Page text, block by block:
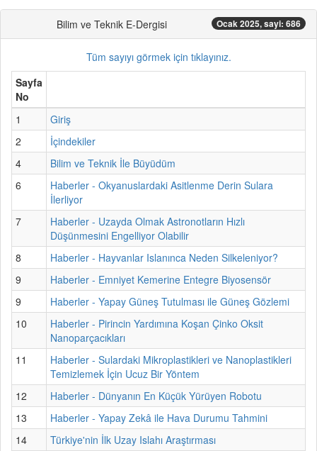
Bilim ve Teknik E-Dergisi Ocak 2025, sayi: 686
Tüm sayıyı görmek için tıklayınız.
Sayfa
No
1
Giriş
2
İçindekiler
4
Bilim ve Teknik İle Büyüdüm
6
Haberler - Okyanuslardaki Asitlenme Derin Sulara
İlerliyor
7
Haberler - Uzayda Olmak Astronotların Hızlı
Düşünmesini Engelliyor Olabilir
8
Haberler - Hayvanlar Islanınca Neden Silkeleniyor?
9
Haberler - Emniyet Kemerine Entegre Biyosensör
9
Haberler - Yapay Güneş Tutulması ile Güneş Gözlemi
10
Haberler - Pirincin Yardımına Koşan Çinko Oksit
Nanoparçacıkları
11
Haberler - Sulardaki Mikroplastikleri ve Nanoplastikleri
Temizlemek İçin Ucuz Bir Yöntem
12
Haberler - Dünyanın En Küçük Yürüyen Robotu
13
Haberler - Yapay Zekâ ile Hava Durumu Tahmini
14
Türkiye'nin İlk Uzay Islahı Araştırması